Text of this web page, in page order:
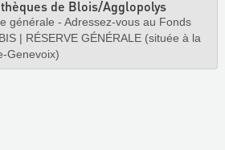
de Blois/Agglopolys
générale - Adressez-vous au Fonds
| RÉSERVE GÉNÉRALE (située à la
Genevoix)